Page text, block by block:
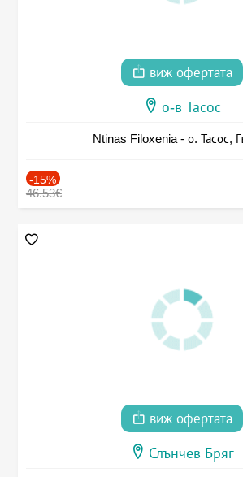
виж офертата
о-в Тасос
Ntinas Filoxenia - о. Тасос,
-15%
46.53€
виж офертата
Слънчев Бряг